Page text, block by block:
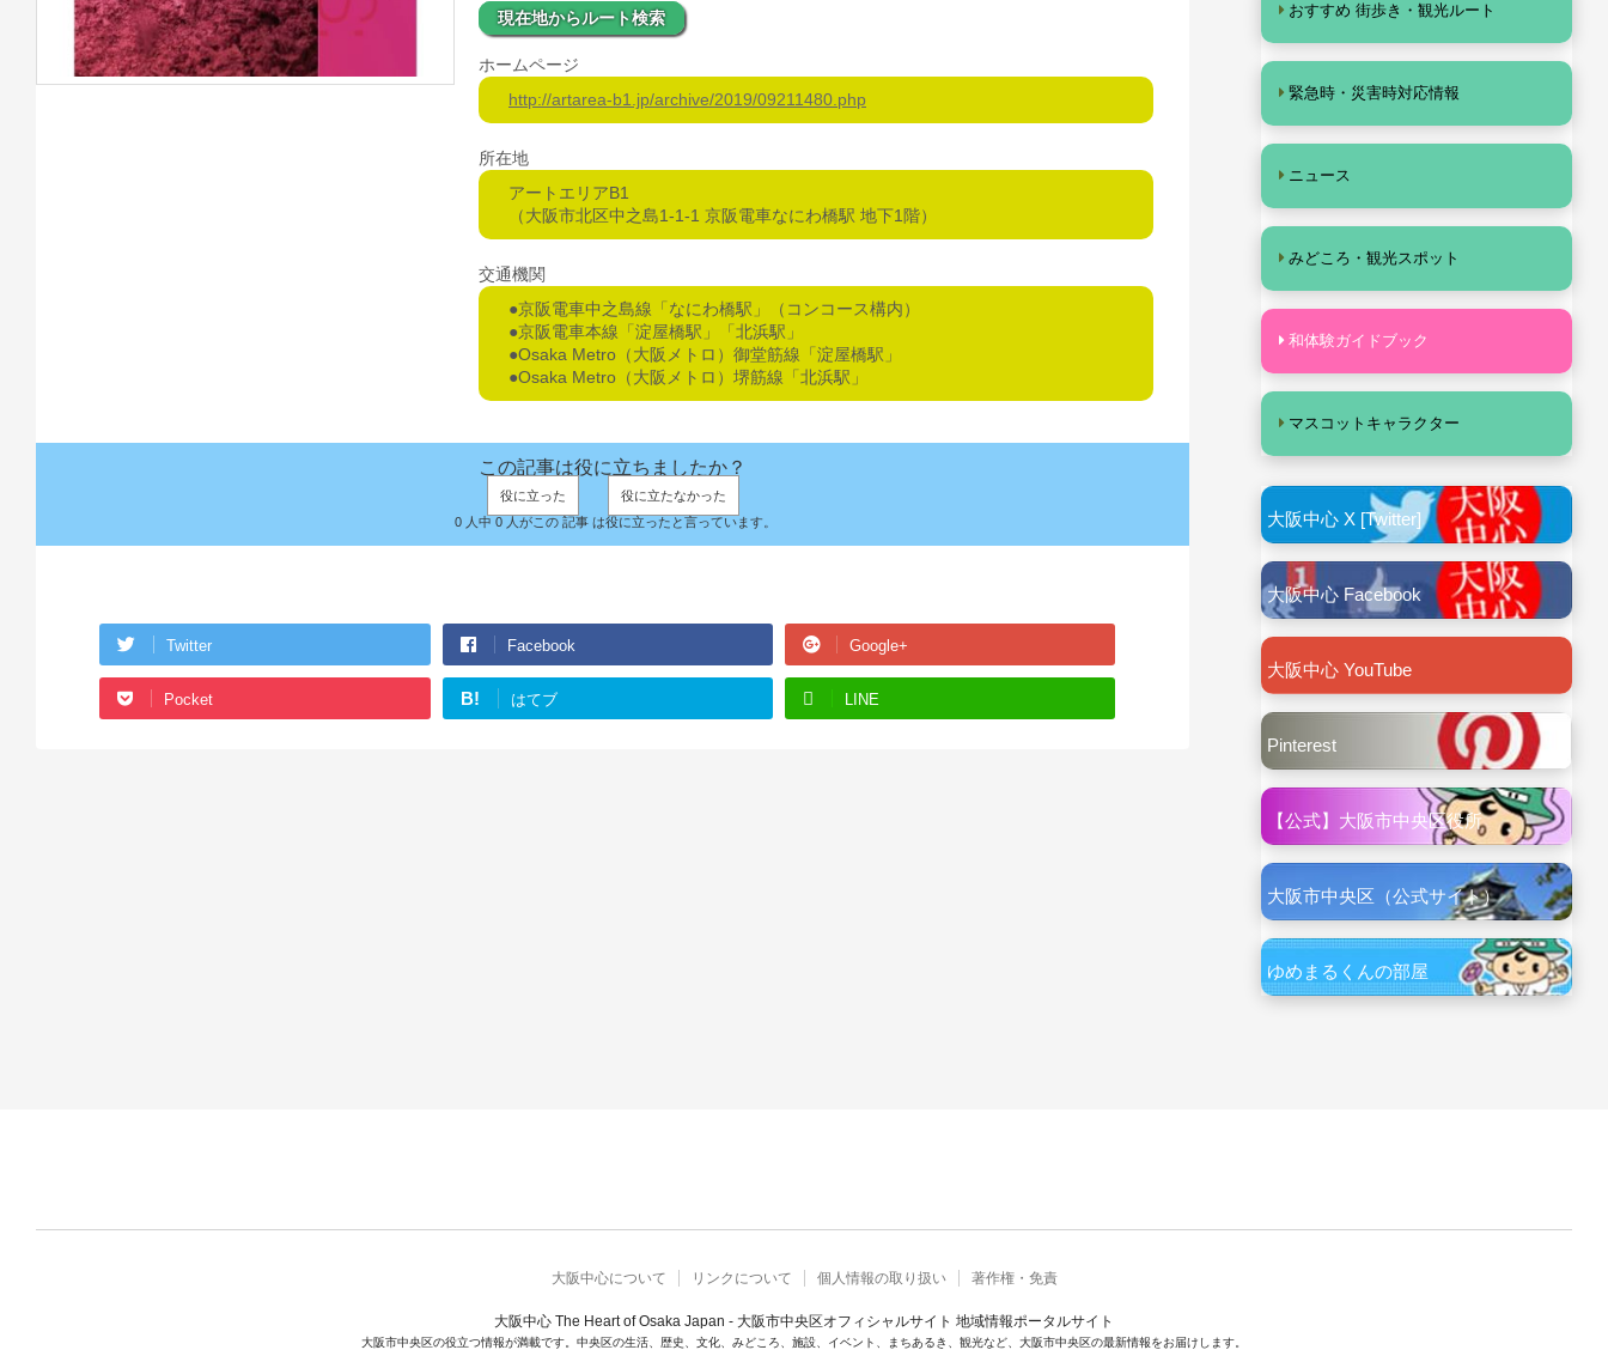
現在地からルート検索
ホームページ
http://artarea-b1.jp/archive/2019/09211480.php
所在地
アートエリアB1
（大阪市北区中之島1-1-1 京阪電車なにわ橋駅 地下1階）
交通機関
●京阪電車中之島線「なにわ橋駅」（コンコース構内）
●京阪電車本線「淀屋橋駅」「北浜駅」
●Osaka Metro（大阪メトロ）御堂筋線「淀屋橋駅」
●Osaka Metro（大阪メトロ）堺筋線「北浜駅」
この記事は役に立ちましたか？
役に立った
役に立たなかった
0 人中 0 人がこの 記事 は役に立ったと言っています。
Twitter Facebook Google+
Pocket B! はてブ LINE
おすすめ 街歩き・観光ルート
緊急時・災害時対応情報
ニュース
みどころ・観光スポット
和体験ガイドブック
マスコットキャラクター
大阪中心 X [Twitter]
大阪中心 Facebook
大阪中心 YouTube
Pinterest
【公式】大阪市中央区役所
大阪市中央区（公式サイト）
ゆめまるくんの部屋
大阪中心について リンクについて 個人情報の取り扱い 著作権・免責
大阪中心 The Heart of Osaka Japan - 大阪市中央区オフィシャルサイト 地域情報ポータルサイト
大阪市中央区の役立つ情報が満載です。中央区の生活、歴史、文化、みどころ、施設、イベント、まちあるき、観光など、大阪市中央区の最新情報をお届けします。